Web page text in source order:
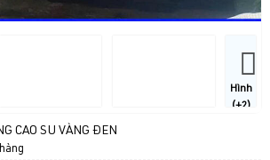
Hình
(+2)
CAO SU VÀNG ĐEN